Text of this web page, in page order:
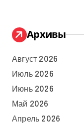
Архивы
Август 2026
Июль 2026
Июнь 2026
Май 2026
Апрель 2026